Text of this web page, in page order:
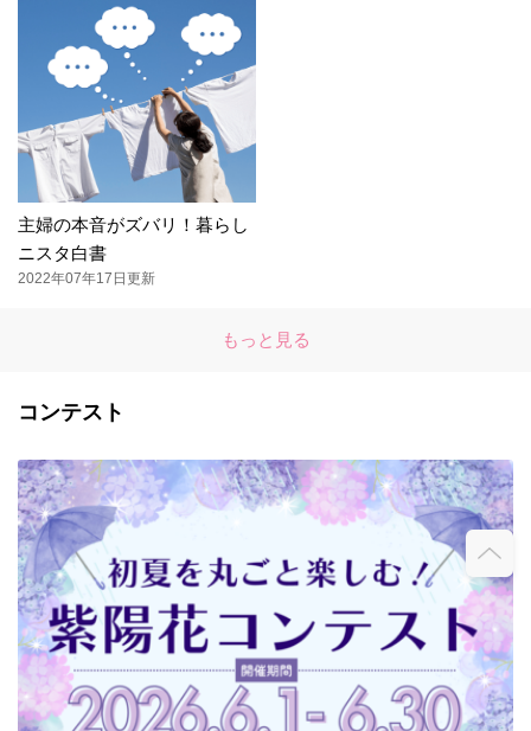
主婦の本音がズバリ！暮らし
ニスタ白書
2022年07年17日更新
もっと見る
コンテスト